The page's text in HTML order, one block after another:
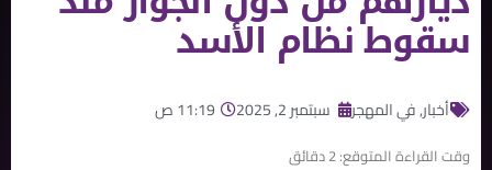
سقوط نظام الأسد
أخبار,في المهجر سبتمبر 2, 2025 11:19 ص
وقت القراءة المتوقع:2دقائق